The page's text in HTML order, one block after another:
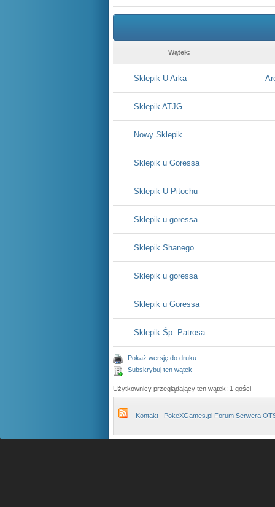
Wątek:
Sklepik U Arka
Sklepik ATJG
Nowy Sklepik
Sklepik u Goressa
Sklepik U Pitochu
Sklepik u goressa
Sklepik Shanego
Sklepik u goressa
Sklepik u Goressa
Sklepik Śp. Patrosa
Pokaż wersję do druku
Subskrybuj ten wątek
Użytkownicy przeglądający ten wątek: 1 gości
Kontakt PokeXGames.pl Forum Serwera